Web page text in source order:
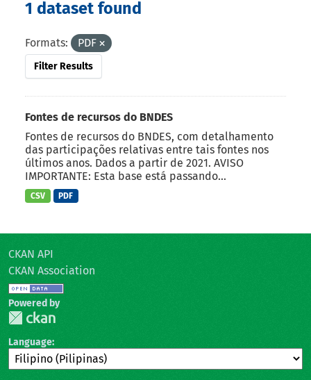
1 dataset found
Formats: PDF
Filter Results
Fontes de recursos do BNDES
Fontes de recursos do BNDES, com detalhamento
das participações relativas entre tais fontes nos
últimos anos. Dados a partir de 2021. AVISO
IMPORTANTE: Esta base está passando...
CSV PDF
CKAN API
CKAN Association
Powered by
Language